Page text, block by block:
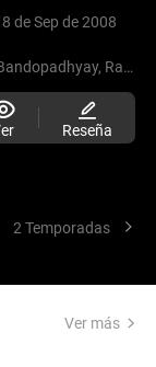
8 de Sep de 2008
Rajiv Kumar,
Reseña
2 Temporadas
Ver más